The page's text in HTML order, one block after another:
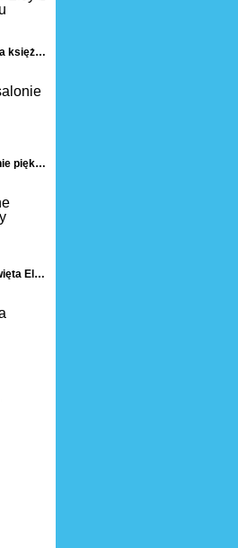
Metamorfoza księżniczki Elsy z Krainy lodu
Elsa w salonie piękności
Rodzinne święta Elsy